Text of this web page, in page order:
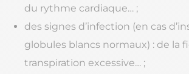
du rythme cardiaque… ;
des signes d’infection (en cas
globules blancs normaux) : de la
transpiration excessive… ;